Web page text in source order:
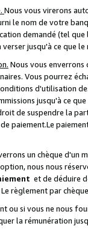
Nous vous virerons
le nom de votre
demandé (tel que
jusqu'à ce que
Nous vous
Vous pourrez
d'utilisation
jusqu'à ce
de suspendre la
paiement.Le
un chèque d'un
nous nous
et de déduire
règlement par
ou si vous ne nous
la rémunération